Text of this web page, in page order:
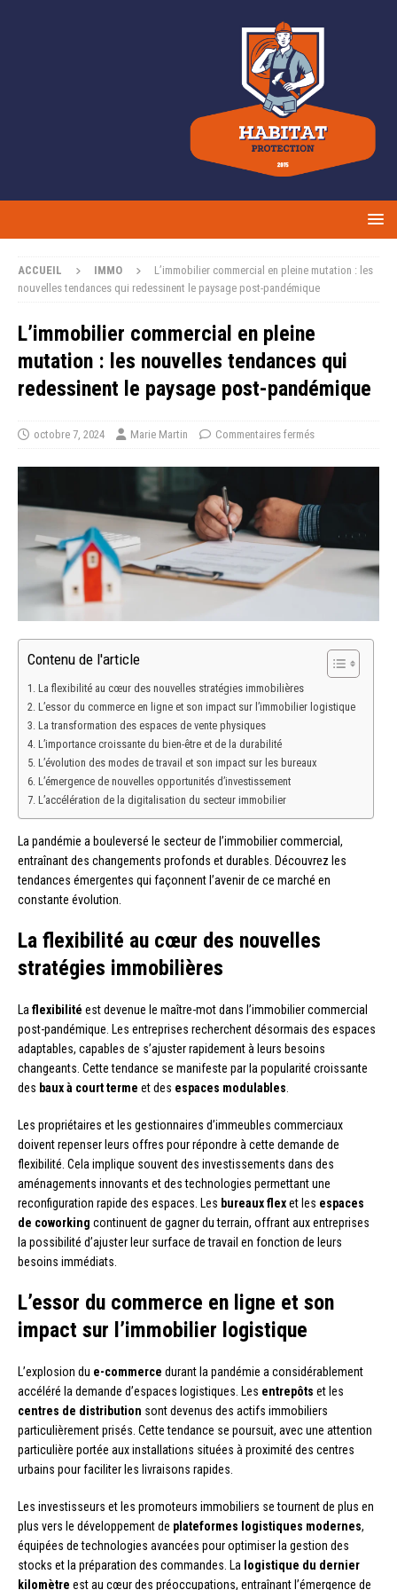
ACCUEIL IMMO
L’immobilier commercial en pleine mutation : les
nouvelles tendances qui redessinent le paysage post-pandémique
L’immobilier commercial en pleine
mutation : les nouvelles tendances qui
redessinent le paysage post-pandémique
octobre 7, 2024 Marie Martin Commentaires fermés
Contenu de l'article
La flexibilité au cœur des nouvelles stratégies immobilières
L’essor du commerce en ligne et son impact sur l’immobilier logistique
La transformation des espaces de vente physiques
L’importance croissante du bien-être et de la durabilité
L’évolution des modes de travail et son impact sur les bureaux
L’émergence de nouvelles opportunités d’investissement
L’accélération de la digitalisation du secteur immobilier
La pandémie a bouleversé le secteur de l’immobilier commercial,
entraînant des changements profonds et durables. Découvrez les
tendances émergentes qui façonnent l’avenir de ce marché en
constante évolution.
La flexibilité au cœur des nouvelles
stratégies immobilières
La flexibilité est devenue le maître-mot dans l’immobilier commercial
post-pandémique. Les entreprises recherchent désormais des espaces
adaptables, capables de s’ajuster rapidement à leurs besoins
changeants. Cette tendance se manifeste par la popularité croissante
des baux à court terme et des espaces modulables
Les propriétaires et les gestionnaires d’immeubles commerciaux
doivent repenser leurs offres pour répondre à cette demande de
flexibilité. Cela implique souvent des investissements dans des
aménagements innovants et des technologies permettant une
reconfiguration rapide des espaces. Les bureaux flexet les espaces
de coworking continuent de gagner du terrain, offrant aux entreprises
la possibilité d’ajuster leur surface de travail en fonction de leurs
besoins immédiats.
L’essor du commerce en ligne et son
impact sur l’immobilier logistique
L’explosion du e-commerce durant la pandémie a considérablement
accéléré la demande d’espaces logistiques. Les entrepôts et les
centres de distribution sont devenus des actifs immobiliers
particulièrement prisés. Cette tendance se poursuit, avec une attention
particulière portée aux installations situées à proximité des centres
urbains pour faciliter les livraisons rapides.
Les investisseurs et les promoteurs immobiliers se tournent de plus en
plus vers le développement de plateformes logistiques modernes,
équipées de technologies avancées pour optimiser la gestion des
stocks et la préparation des commandes. La logistique du dernier
kilomètre est au cœur des préoccupations, entraînant l’émergence de